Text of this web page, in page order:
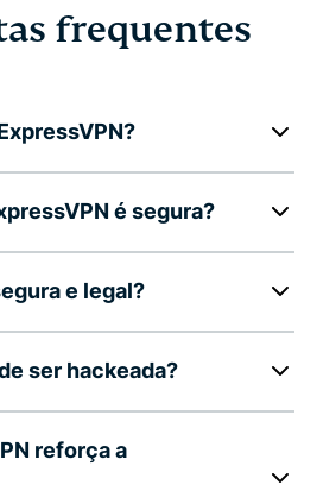
frequentes
é segura?
e legal?
ser hackeada?
reforça a